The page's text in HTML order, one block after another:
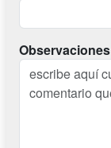
Observaciones